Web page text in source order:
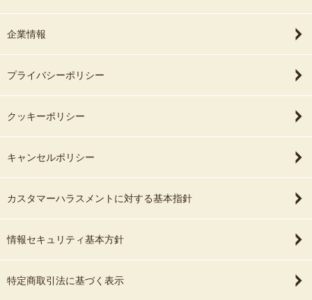
企業情報
プライバシーポリシー
クッキーポリシー
キャンセルポリシー
カスタマーハラスメントに対する基本指針
情報セキュリティ基本方針
特定商取引法に基づく表示